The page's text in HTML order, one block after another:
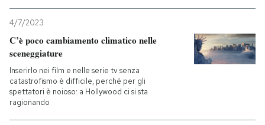
Economia
Sport
Mondiali calcio 2026
PODCAST
4/7/2023
C’è poco cambiamento climatico nelle
sceneggiature
Inserirlo nei film e nelle serie tv senza
catastrofismo è difficile, perché per gli
spettatori è noioso: a Hollywood ci si sta
ragionando